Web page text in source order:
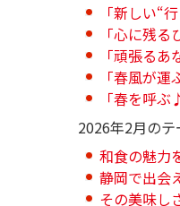
「新しい“
「心に残る
「頑張るあ
「春風が運
「春を呼
2026年2月のテ
和食の魅力
静岡で出会
その美味し